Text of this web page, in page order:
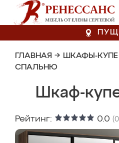
ГЛАВНАЯ → ШКАФЫ-КУПЕ
СПАЛЬНЮ
Шкаф-
Рейтинг: 0.0 (0